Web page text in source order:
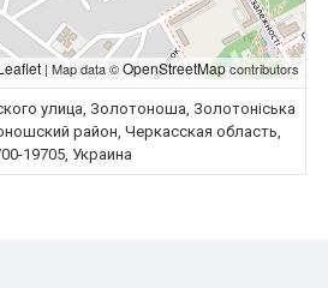
| Map data ©OpenStreetMapcontributors
улица, Золотоноша, Золотоніська
район, Черкасская область,
19705, Украина